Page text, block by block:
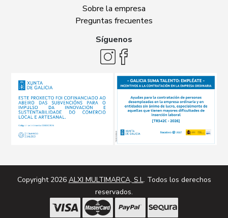
Sobre la empresa
Preguntas frecuentes
Síguenos
Copyright 2026 ALXI MULTIMARCA, S.L. Todos los derechos
reservados.